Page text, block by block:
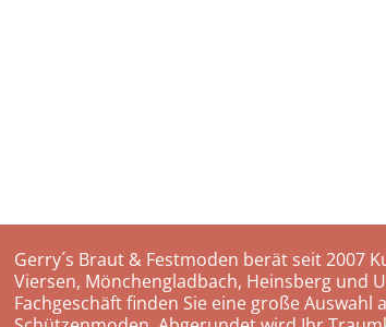
Gerry´s Braut & Festmoden berät seit 2007
Viersen, Mönchengladbach, Heinsberg und
Fachgeschäft finden Sie eine große